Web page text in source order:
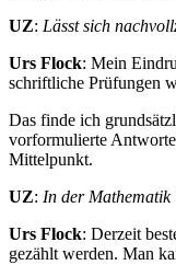
UZ: Lässt sich
Urs Flock: Mein
schriftliche Prüfungen
Das finde ich
vorformulierte
Mittelpunkt.
UZ: In der Mathematik
Urs Flock: Derzeit
gezählt werden. Man